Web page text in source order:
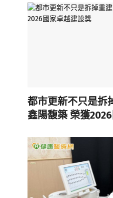
都市更新不只是
鑫陽馥築 榮獲